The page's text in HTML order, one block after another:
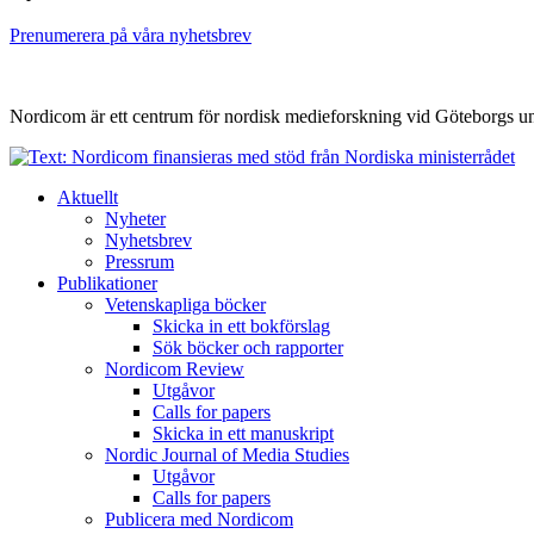
Prenumerera på våra nyhetsbrev
Nordicom är ett centrum för nordisk medieforskning vid Göteborgs
Aktuellt
Nyheter
Nyhetsbrev
Pressrum
Publikationer
Vetenskapliga böcker
Skicka in ett bokförslag
Sök böcker och rapporter
Nordicom Review
Utgåvor
Calls for papers
Skicka in ett manuskript
Nordic Journal of Media Studies
Utgåvor
Calls for papers
Publicera med Nordicom